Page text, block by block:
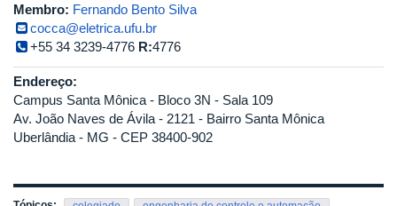
Membro: Fernando Bento Silva
cocca@eletrica.ufu.br
+55 34 3239-4776 R:4776
Endereço:
Campus Santa Mônica - Bloco 3N - Sala 109
Av. João Naves de Ávila - 2121 - Bairro Santa Mônica
Uberlândia - MG - CEP 38400-902